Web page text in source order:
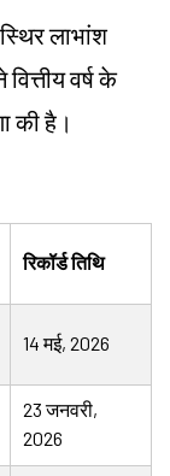
लाभांश
वर्ष के
की है।
रिकॉर्ड तिथि
14 मई, 2026
23 जनवरी,
2026